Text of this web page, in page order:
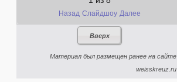
Назад Слайдшоу Далее
Вверх
Материал был размещен ранее на сайте
weisskreuz.ru